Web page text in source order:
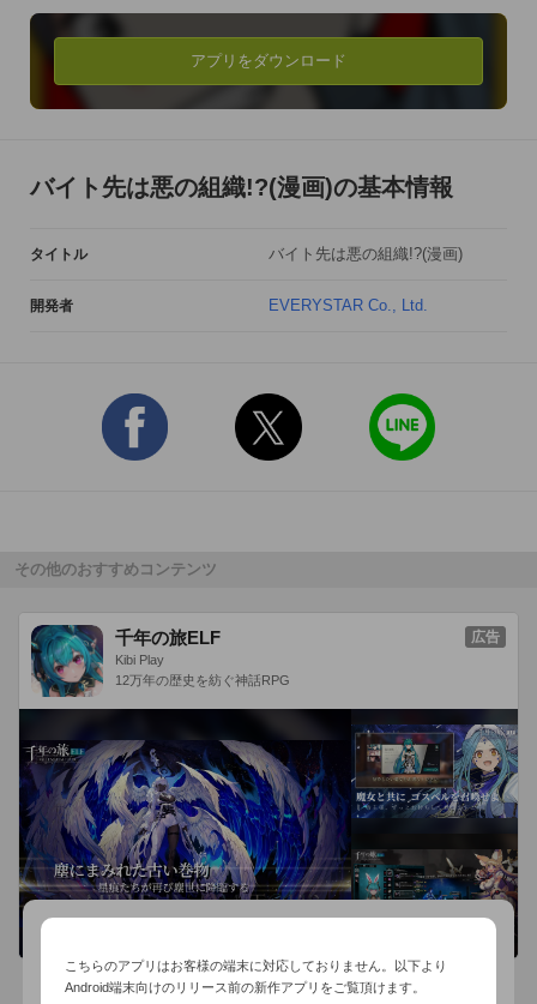
博士に魔改造されたり正義の味方にボコられたりしながらも、
イチ戦闘員として今日もお金のために戦うのだ！
吹いたら負けのラブでシュールなバトルギャグコメディ、勢い
任せに登場！
[読者の声]
・続き知りたい(;A´▽｀A早く出ないかな？(>_<)
・2011年11月、KCG文庫より書籍化
・2012年11月、文庫2巻発売
原作：ケルビム
アプリをダウンロード
バイト先は悪の組織!?(漫画)の基本情報
タイトル バイト先は悪の組織!?(漫画)
開発者 EVERYSTAR Co., Ltd.
その他のおすすめコンテンツ
千年の旅ELF
Kibi Play
12万年の歴史を紡ぐ神話RPG
広告
こちらのアプリはお客様の端末に対応しておりません。以下より
Android端末向けのリリース前の新作アプリをご覧頂けます。